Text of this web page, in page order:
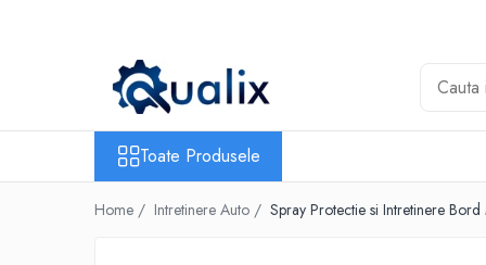
Toate Produsele
Antigel
Solutii Parbriz
Toate Produsele
Home / Intretinere Auto / Spray Protectie si Intretinere